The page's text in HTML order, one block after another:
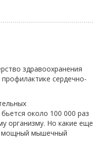
здравоохранения
сердечно-
около 100 000 раз
организму. Но какие еще
мощный мышечный